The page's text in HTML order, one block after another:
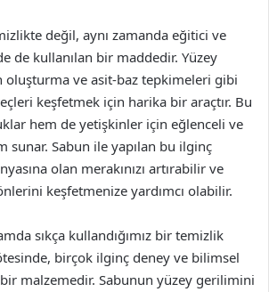
değil, aynı zamanda eğitici ve
de kullanılan bir maddedir. Yüzey
ve asit-baz tepkimeleri gibi
keşfetmek için harika bir araçtır. Bu
hem de yetişkinler için eğlenceli ve
sunar. Sabun ile yapılan bu ilginç
olan merakınızı artırabilir ve
keşfetmenize yardımcı olabilir.
sıkça kullandığımız bir temizlik
birçok ilginç deney ve bilimsel
malzemedir. Sabunun yüzey gerilimini